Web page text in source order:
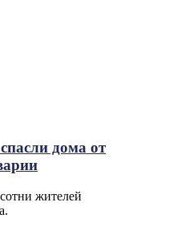
дома от
жителей